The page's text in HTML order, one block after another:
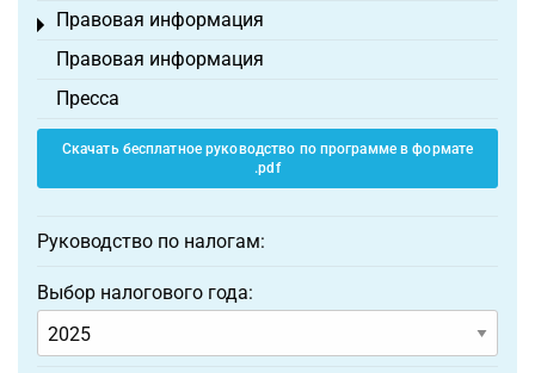
Правовая информация
Toggle menu
Правовая информация
Пресса
Скачать бесплатное руководство по программе в формате
.pdf
Руководство по налогам:
Выбор налогового года: